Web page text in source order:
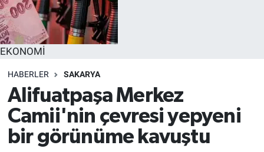
EKONOMİ
HABERLER SAKARYA
Alifuatpaşa Merkez
Camii'nin çevresi yepyeni
bir görünüme kavuştu